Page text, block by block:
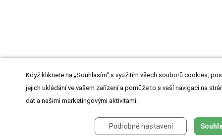
Když kliknete na „Souhlasím“ s využitím všech souborů cookies,
jejich ukládání ve vašem zařízení a pomůže to s vaší navigací na
dat a našimi marketingovými aktivitami.
Podrobné nastavení